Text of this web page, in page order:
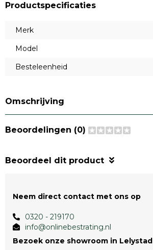
Productspecificaties
Merk
Model
Besteleenheid
Omschrijving
Beoordelingen (0)
Beoordeel dit product
Neem direct contact met ons op
0320 - 219170
info@onlinebestrating.nl
Bezoek onze showroom in Lelystad